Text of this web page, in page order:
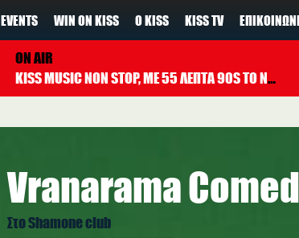
EVENTS WIN ON KISS Ο KISS KISS TV
ON AIR
KISS MUSIC NON STOP, ΜΕ 55 ΛΕΠΤΑ 90S TO NOW ΚΑΘΕ ΩΡΑ
Vranarama
Στο Shamone club